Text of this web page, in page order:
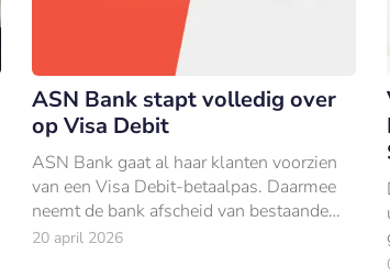
ASN Bank stapt volledig over
op Visa Debit
ASN Bank gaat al haar klanten voorzien
van een Visa Debit-betaalpas. Daarmee
neemt de bank afscheid van bestaande
betaalpassen zoals Maestro, V PAY en
20 april 2026